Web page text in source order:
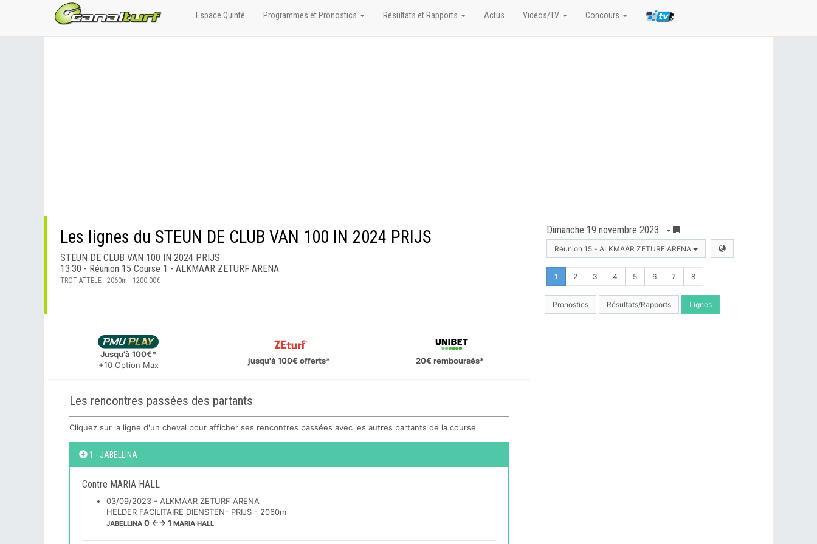
Les lignes du STEUN DE CLUB VAN 100 IN 2024 PRIJS
STEUN DE CLUB VAN 100 IN 2024 PRIJS
13:30 - Réunion 15 Course 1 - ALKMAAR ZETURF ARENA
TROT ATTELE - 2060m - 1200.00€
Dimanche 19 novembre 2023
Réunion 15 - ALKMAAR ZETURF ARENA
1 2 3 4 5 6 7 8
Pronostics Résultats/Rapports Lignes
Jusqu'à 100€*
+10 Option Max
jusqu'à 100€ offerts* 20€ remboursés*
Les rencontres passées des partants
Cliquez sur la ligne d'un cheval pour afficher ses rencontres passées avec les autres partants de la course
1 - JABELLINA
Contre MARIA HALL
03/09/2023 - ALKMAAR ZETURF ARENA
HELDER FACILITAIRE DIENSTEN- PRIJS - 2060m
JABELLINA 0 ←→ 1 MARIA HALL
Espace Quinté Programmes et Pronostics Résultats et Rapports Actus Vidéos/TV Concours